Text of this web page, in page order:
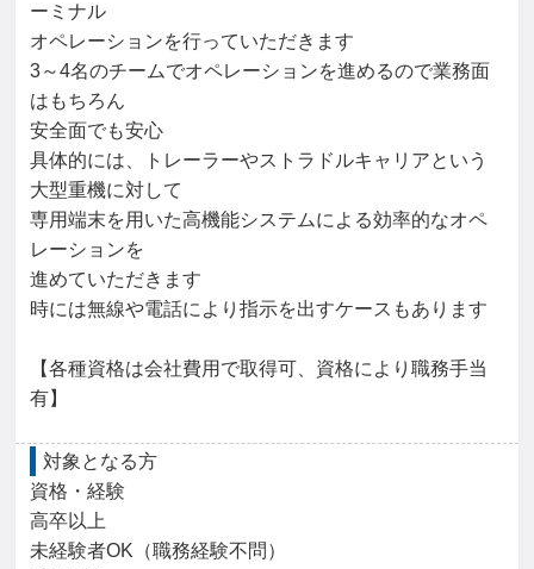
ーミナル
オペレーションを行っていただきます
3～4名のチームでオペレーションを進めるので業務面
はもちろん
安全面でも安心
具体的には、トレーラーやストラドルキャリアという
大型重機に対して
専用端末を用いた高機能システムによる効率的なオペ
レーションを
進めていただきます
時には無線や電話により指示を出すケースもあります
【各種資格は会社費用で取得可、資格により職務手当
有】
対象となる方
資格・経験
高卒以上
未経験者OK（職務経験不問）